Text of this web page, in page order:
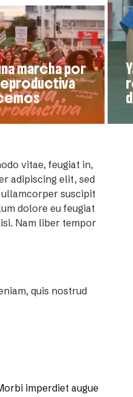
marcha por
vitae, feugiat in,
adipiscing elit, sed
suscipit
dolore eu feugiat
Nam liber tempor
quis nostrud
imperdiet augue